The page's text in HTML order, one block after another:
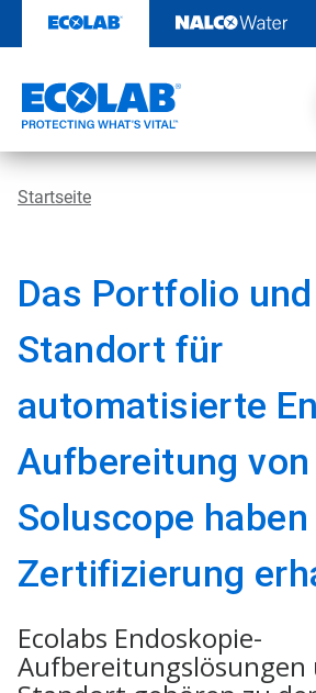
Inhalt
Startseite
Das Portfolio
Standort für
automatisierte
Aufbereitung von
Soluscope haben
Zertifizierung
Ecolabs Endoskopie-
Aufbereitungslösungen